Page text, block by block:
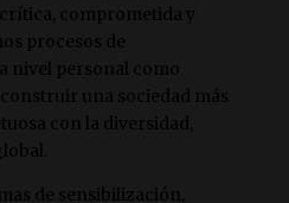
comprometida y
procesos de
nivel personal como
una sociedad más
con la diversidad,
de sensibilización,